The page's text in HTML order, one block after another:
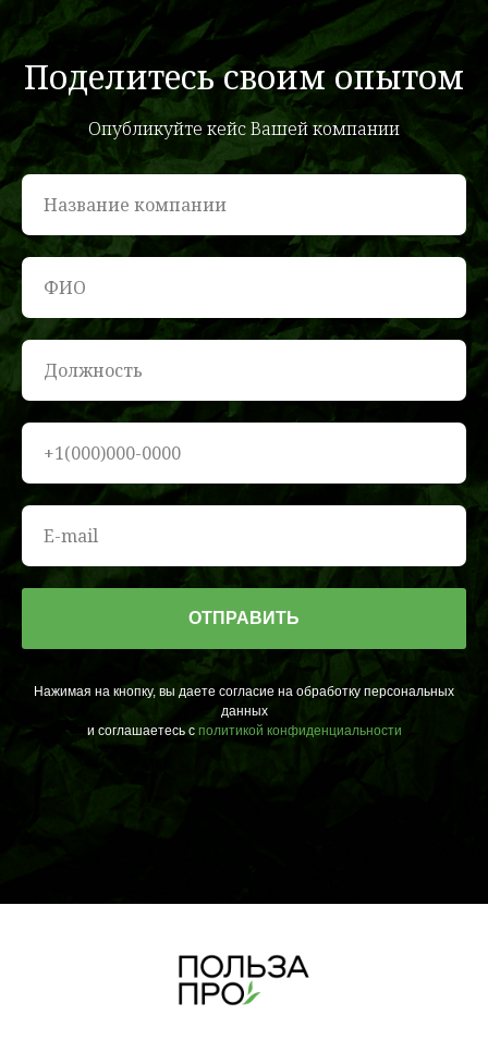
Поделитесь своим опытом
Опубликуйте кейс Вашей компании
ОТПРАВИТЬ
Нажимая на кнопку, вы даете согласие на обработку персональных
данных
и соглашаетесь c политикой конфиденциальности